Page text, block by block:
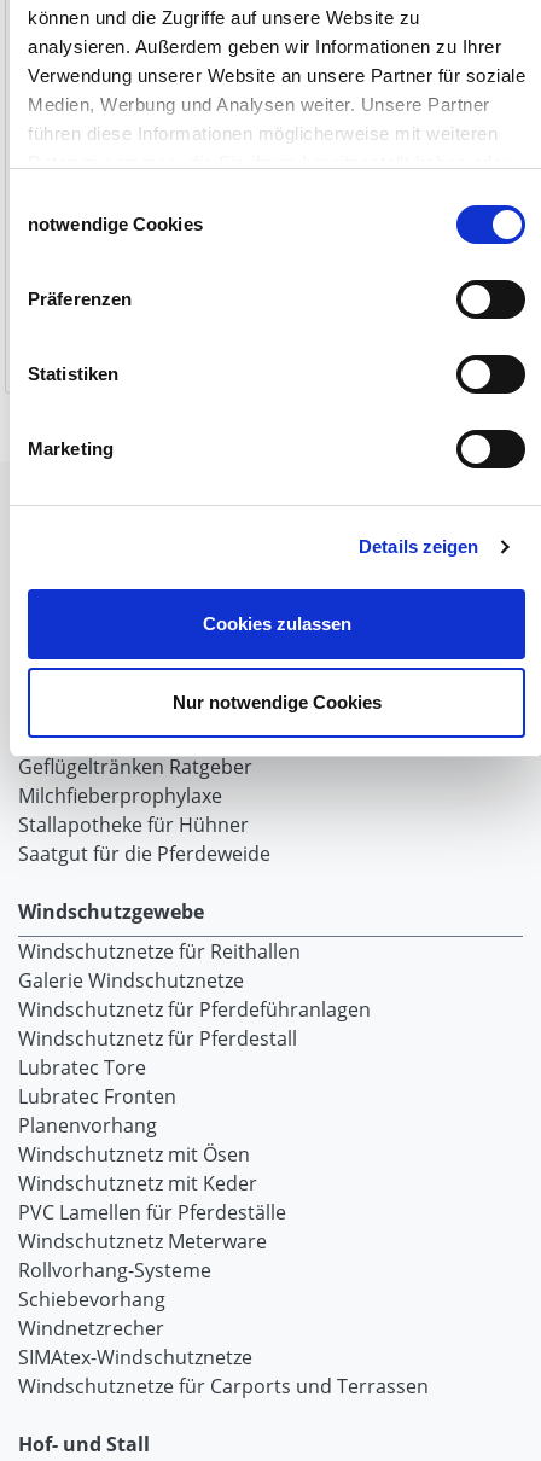
können und die Zugriffe auf unsere Website zu
analysieren. Außerdem geben wir Informationen zu Ihrer
Verwendung unserer Website an unsere Partner für soziale
Medien, Werbung und Analysen weiter. Unsere Partner
führen diese Informationen möglicherweise mit weiteren
haben.
notwendige Cookies
Präferenzen
Statistiken
Marketing
Details zeigen
Cookies zulassen
Nur notwendige Cookies
25,90 €
Euronetz
Zubereitung Melasseschnitzel für Pferde
Hobby-Farming
Grundlagen der Hühnerhaltung
Tiere Landwirtschaft
Desinfektionsmittel
Geflügeltränken Ratgeber
Milchfieberprophylaxe
Stallapotheke für Hühner
Saatgut für die Pferdeweide
Windschutzgewebe
Windschutznetze für Reithallen
Galerie Windschutznetze
Windschutznetz für Pferdeführanlagen
Windschutznetz für Pferdestall
Lubratec Tore
Lubratec Fronten
Planenvorhang
Windschutznetz mit Ösen
Windschutznetz mit Keder
PVC Lamellen für Pferdeställe
Windschutznetz Meterware
Rollvorhang-Systeme
Schiebevorhang
Windnetzrecher
SIMAtex-Windschutznetze
Windschutznetze für Carports und Terrassen
Hof- und Stall